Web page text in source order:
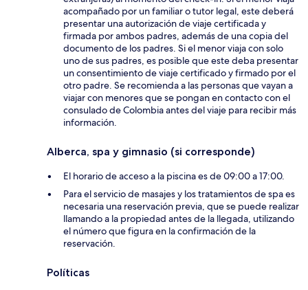
acompañado por un familiar o tutor legal, este deberá
presentar una autorización de viaje certificada y
firmada por ambos padres, además de una copia del
documento de los padres. Si el menor viaja con solo
uno de sus padres, es posible que este deba presentar
un consentimiento de viaje certificado y firmado por el
otro padre. Se recomienda a las personas que vayan a
viajar con menores que se pongan en contacto con el
consulado de Colombia antes del viaje para recibir más
información.
Alberca, spa y gimnasio (si corresponde)
El horario de acceso a la piscina es de 09:00 a 17:00.
Para el servicio de masajes y los tratamientos de spa es
necesaria una reservación previa, que se puede realizar
llamando a la propiedad antes de la llegada, utilizando
el número que figura en la confirmación de la
reservación.
Políticas